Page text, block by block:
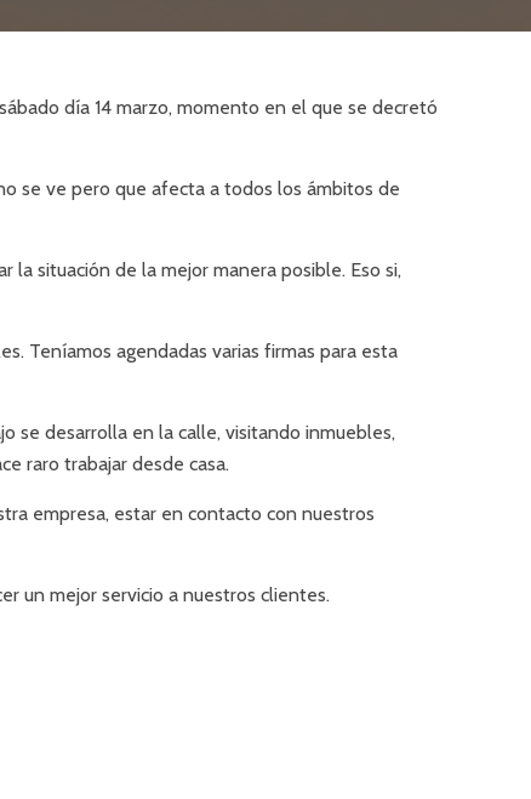
día 14 marzo, momento en el que se decretó
se ve pero que afecta a todos los ámbitos de
situación de la mejor manera posible. Eso si,
Teníamos agendadas varias firmas para esta
se desarrolla en la calle, visitando inmuebles,
raro trabajar desde casa.
empresa, estar en contacto con nuestros
un mejor servicio a nuestros clientes.